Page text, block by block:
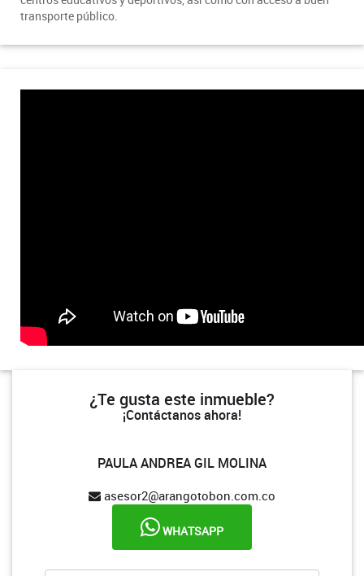
transporte público.
¿Te gusta este inmueble?
¡Contáctanos ahora!
PAULA ANDREA GIL MOLINA
asesor2@arangotobon.com.co
WHATSAPP